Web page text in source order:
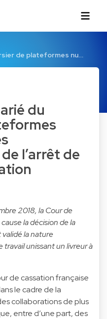
de plateformes nu…
du
l’arrêt de
2018, la Cour de
la décision de la
validé la nature
unissant un livreur à
de cassation française
le cadre de la
collaborations de plus
entre d’une part, des